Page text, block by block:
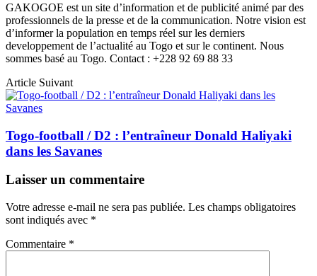
GAKOGOE est un site d’information et de publicité animé par des
professionnels de la presse et de la communication. Notre vision est
d’informer la population en temps réel sur les derniers
developpement de l’actualité au Togo et sur le continent. Nous
sommes basé au Togo. Contact : +228 92 69 88 33
Article Suivant
Togo-football / D2 : l’entraîneur Donald Haliyaki
dans les Savanes
Laisser un commentaire
Votre adresse e-mail ne sera pas publiée. Les champs obligatoires
sont indiqués avec *
Commentaire *